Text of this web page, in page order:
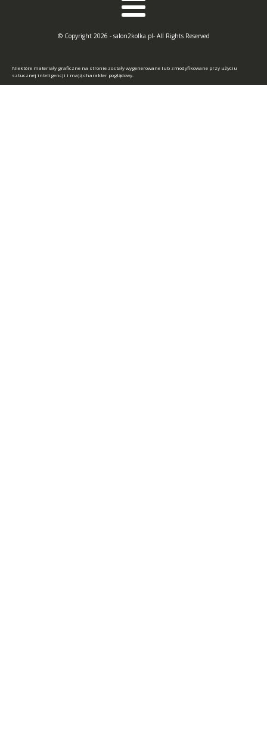
© Copyright 2026 - salon2kolka.pl- All Rights Reserved
Niektóre materiały graficzne na stronie zostały wygenerowane lub zmodyfikowane przy użyciu
sztucznej inteligencji i mają charakter poglądowy.